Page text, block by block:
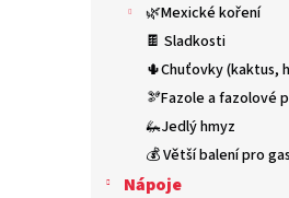
🌿Mexické koření
🍫 Sladkosti
🌵Chuťovky (kaktus,
🫘Fazole a fazolové
🦗Jedlý hmyz
💰 Větší balení pro
Nápoje